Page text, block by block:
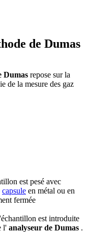
de Dumas
Dumas repose sur la
de la mesure des gaz
est pesé avec
capsule en métal ou en
fermée
est introduite
l' analyseur de Dumas .